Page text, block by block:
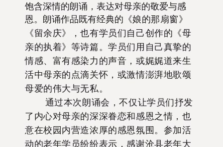
饱含深情的朗诵，表达对母亲的敬爱与感
恩。朗诵作品既有经典的《娘的那扇窗》
《留余庆》，也有学员们自己创作的《母
亲的执着》等诗篇。学员们用 自己真挚的
情感、富有感染力的声音，或娓娓道来生
活中母亲的点滴关怀，或激情澎湃地歌颂
母爱的伟大与无私。
通过本次朗诵会，不仅让学员们抒发
了内心对母亲的深深眷恋和感恩之情，也
意在校园内营造浓厚的感恩氛围。参加活
动的老年学员纷纷表示 ，感谢沧县老年大